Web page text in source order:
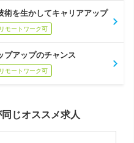
術を生かしてキャリアアップ
リモートワーク可
プアップのチャンス
リモートワーク可
じオススメ求人